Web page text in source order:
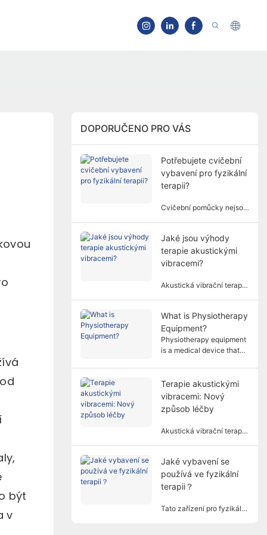
být
v
DOPORUČENO PRO VÁS
Potřebujete cvičební
vybavení pro fyzikální
terapii?
Cvičební pomůcky nejsou
vybavení pro fyzikální
terapii zahrnuje více
faktorů a dimenzí.
Jaké jsou výhody
terapie akustickými
vibracemi?
Akustická vibrační terapie
zvukových vln k ošetření
lidského těla
neinvazivním způsobem a
je široce používána v
oborech.
What is Physiotherapy
Equipment?
Physiotherapy equipment
is a medical device that
helps patients relieve
symptoms and restore
body functions in a non-
invasive way.
Terapie akustickými
vibracemi: Nový
způsob léčby
Akustická vibrační terapie
metoda postupně
přitahuje pozornost lidí.
Jaké vybavení se
používá ve fyzikální
terapii？
Tato zařízení pro fyzikální